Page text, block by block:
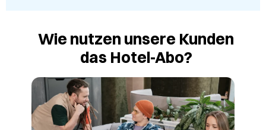
Wie nutzen unsere Kunden
das Hotel-Abo?